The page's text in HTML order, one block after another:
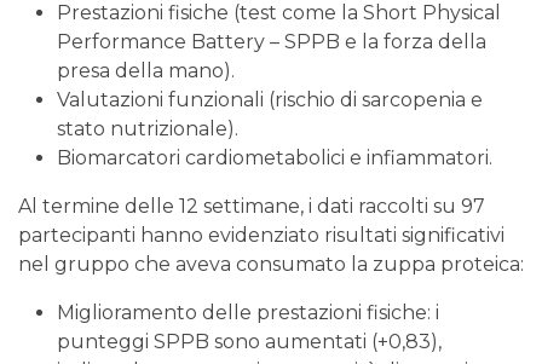
Prestazioni fisiche (test come la Short Physical
Performance Battery – SPPB e la forza della
presa della mano).
Valutazioni funzionali (rischio di sarcopenia e
stato nutrizionale).
Biomarcatori cardiometabolici e infiammatori.
Al termine delle 12 settimane, i dati raccolti su 97
partecipanti hanno evidenziato risultati significativi
nel gruppo che aveva consumato la zuppa proteica:
Miglioramento delle prestazioni fisiche: i
punteggi SPPB sono aumentati (+0,83),